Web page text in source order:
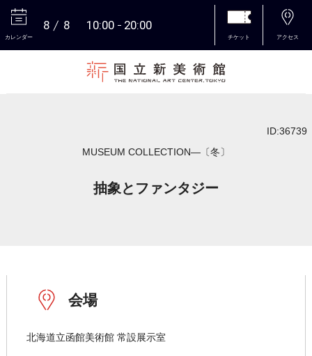
カレンダー
8 8 10:00 20:00
チケット アクセス
ID:36739
MUSEUM COLLECTION―〔冬〕
抽象とファンタジー
会場
北海道立函館美術館 常設展示室